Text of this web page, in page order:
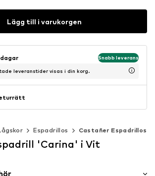
Lägg till i varukorgen
Snabb leverans
leveranstider visas i din korg.
Espadrillos Castañer Espadrillos
'Carina' i Vit